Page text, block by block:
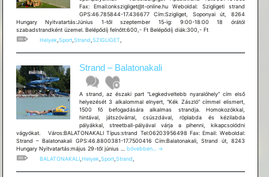
Fax: Email:onkszigliget@t-online.hu Weboldal: Szigligeti strand
GPS:46.785844-17.436677 Cím:Szigliget, Soponyai út, 8264
Hungary Nyitvatartás:Június 1-től szeptember 15-ig: 9:00-18:00 18 órától
szabadstrandként üzemel. Belépődíj felnőtt:600,- Ft Belépődíj diák:300,- Ft
Helyek, Sport, Strand SZIGLIGET,
Strand – Balatonakali
A strand, az északi part “Legkedveltebb nyaralóhely” cím első
helyezését 3 alkalommal elnyert, “Kék Zászló” címmel elismert,
1500 fő befogadására alkalmas strandja. Homokozókkal,
hintával, játszóvárral, csúszdával, röplabda és kézilabda
pályákkal, streetball-pályával várja a pihenni, kikapcsolódni
vágyókat. Város:BALATONAKALI Típus:strand Tel:06203956498 Fax: Email: Weboldal:
Strand – Balatonakali GPS:46.8800381-17.7500416 Cím:Balatonakali, Strand út, 8243
Hungary Nyitvatartás:május 29-től június … Strand
Balatonakali
bővebben... →
BALATONAKALI, Helyek, Sport, Strand